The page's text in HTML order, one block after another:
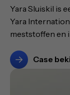
Yara Sluiskil is
Yara
meststoffen en
Case